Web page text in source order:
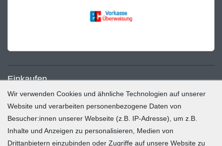
Einkaufen
Zahlung und Versand
Widerrufsrecht
Warenkorb
Wir verwenden Cookies und ähnliche Technologien auf unserer
Website und verarbeiten personenbezogene Daten von
Besucher:innen unserer Webseite (z.B. IP-Adresse), um z.B.
Inhalte und Anzeigen zu personalisieren, Medien von
Drittanbietern einzubinden oder Zugriffe auf unsere Website zu